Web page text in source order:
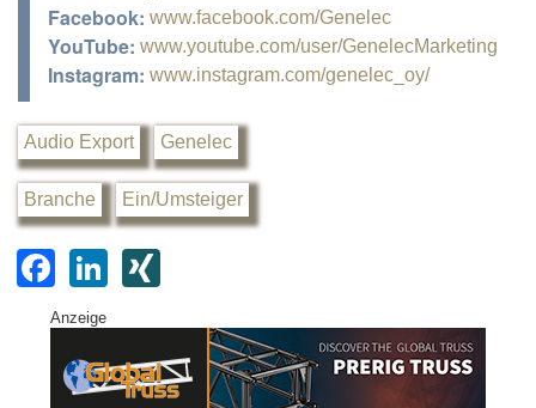
Facebook: www.facebook.com/Genelec
YouTube: www.youtube.com/user/GenelecMarketing
Instagram: www.instagram.com/genelec_oy/
Audio Export Genelec
Branche Ein/Umsteiger
F
a
c
e
Li
k
e
G
Anzeige